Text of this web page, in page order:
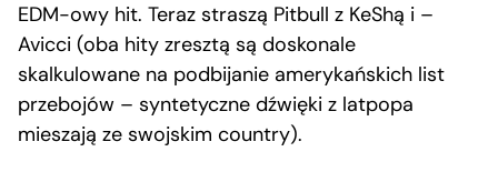
EDM-owy hit. Teraz straszą Pitbull z KeShą i –
Avicci (oba hity zresztą są doskonale
skalkulowane na podbijanie amerykańskich list
przebojów – syntetyczne dźwięki z latpopa
mieszają ze swojskim country).